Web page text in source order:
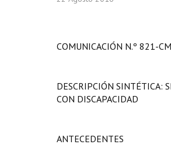
COMUNICACIÓN N.º 821-
DESCRIPCIÓN SINTÉTICA:
CON DISCAPACIDAD
ANTECEDENTES